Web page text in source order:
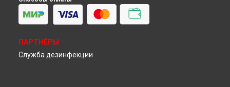
Замена кнопок управления телевизора Toshiba в
Замена кнопок управления телевизора Toshiba в
Петербурге
ПАРТНЁРЫ
Служба дезинфекции